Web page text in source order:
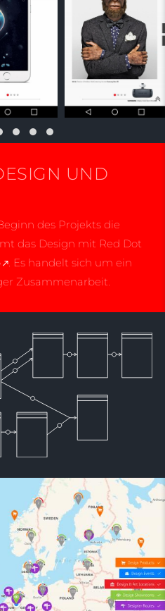
UND
des Projekts die
das Design mit Red Dot
. Es handelt sich um ein
Zusammenarbeit.